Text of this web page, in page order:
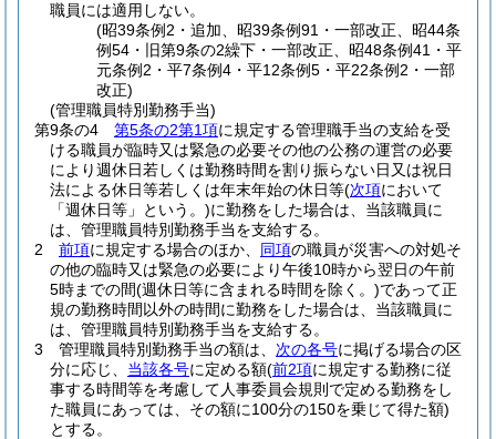
職員には適用しない。
(昭39条例2・追加、昭39条例91・一部改正、昭44条
例54・旧第9条の2繰下・一部改正、昭48条例41・平
元条例2・平7条例4・平12条例5・平22条例2・一部
改正)
(管理職員特別勤務手当)
第9条の4
第5条の2第1項に規定する管理職手当の支給を受
ける職員が臨時又は緊急の必要その他の公務の運営の必要
により週休日若しくは勤務時間を割り振らない日又は祝日
法による休日等若しくは年末年始の休日等(次項において
「週休日等」という。)に勤務をした場合は、当該職員に
は、管理職員特別勤務手当を支給する。
2
前項に規定する場合のほか、 同項の職員が災害への対処そ
の他の臨時又は緊急の必要により午後10時から翌日の午前
5時までの間(週休日等に含まれる時間を除く。)であって正
規の勤務時間以外の時間に勤務をした場合は、当該職員に
は、管理職員特別勤務手当を支給する。
3
管理職員特別勤務手当の額は、 次の各号に掲げる場合の区
分に応じ、 当該各号に定める額(前2項に規定する勤務に従
事する時間等を考慮して人事委員会規則で定める勤務をし
た職員にあっては、その額に100分の150を乗じて得た額)
とする。